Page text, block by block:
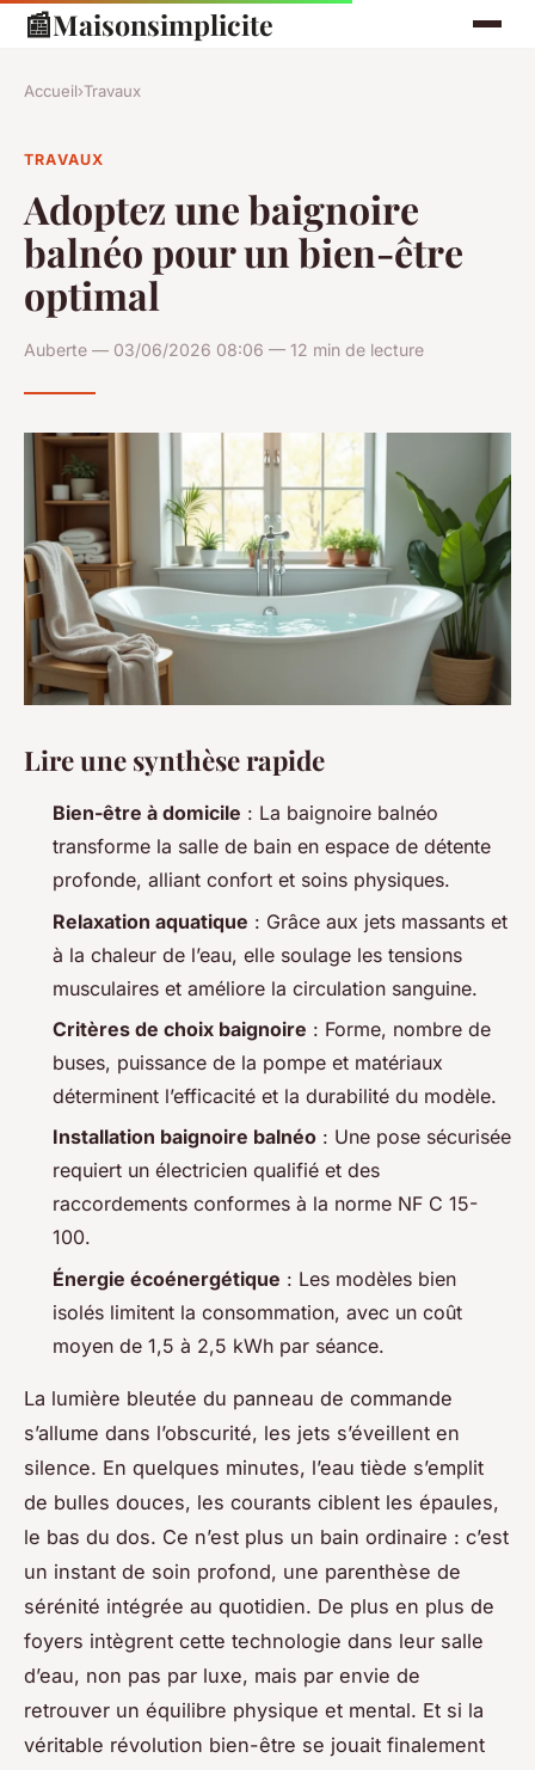
📰Maisonsimplicite
Accueil›Travaux
TRAVAUX
Adoptez une baignoire
balnéo pour un bien-être
optimal
Auberte — 03/06/2026 08:06 — 12 min de lecture
Lire une synthèse rapide
Bien-être à domicile : La baignoire balnéo
transforme la salle de bain en espace de détente
profonde, alliant confort et soins physiques.
Relaxation aquatique : Grâce aux jets massants et
à la chaleur de l’eau, elle soulage les tensions
musculaires et améliore la circulation sanguine.
Critères de choix baignoire : Forme, nombre de
buses, puissance de la pompe et matériaux
déterminent l’efficacité et la durabilité du modèle.
Installation baignoire balnéo : Une pose sécurisée
requiert un électricien qualifié et des
raccordements conformes à la norme NF C 15-
100.
Énergie écoénergétique : Les modèles bien
isolés limitent la consommation, avec un coût
moyen de 1,5 à 2,5 kWh par séance.
La lumière bleutée du panneau de commande
s’allume dans l’obscurité, les jets s’éveillent en
silence. En quelques minutes, l’eau tiède s’emplit
de bulles douces, les courants ciblent les épaules,
le bas du dos. Ce n’est plus un bain ordinaire : c’est
un instant de soin profond, une parenthèse de
sérénité intégrée au quotidien. De plus en plus de
foyers intègrent cette technologie dans leur salle
d’eau, non pas par luxe, mais par envie de
retrouver un équilibre physique et mental. Et si la
véritable révolution bien-être se jouait finalement